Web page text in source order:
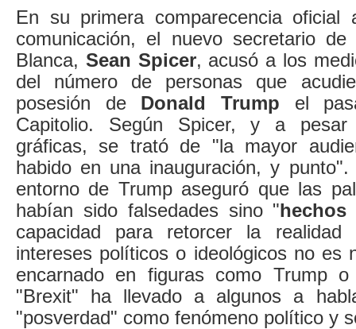
En su primera comparecencia oficial
comunicación, el nuevo secretario
Blanca, Sean Spicer, acusó a los
del número de personas que
posesión de Donald Trump el
Capitolio. Según Spicer, y a
gráficas, se trató de "la mayor
habido en una inauguración, y
entorno de Trump aseguró que las
habían sido falsedades sino "hechos
capacidad para retorcer la
intereses políticos o ideológicos no es
encarnado en figuras como Trump
"Brexit" ha llevado a algunos a
"posverdad" como fenómeno político y